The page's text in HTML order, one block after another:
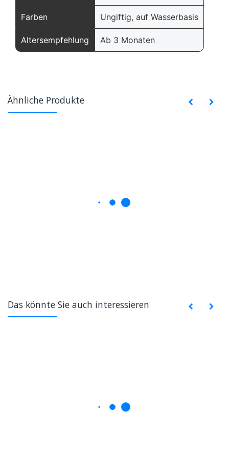
Farben Ungiftig, auf Wasserbasis
Altersempfehlung Ab 3 Monaten
Ähnliche Produkte
Das könnte Sie auch interessieren